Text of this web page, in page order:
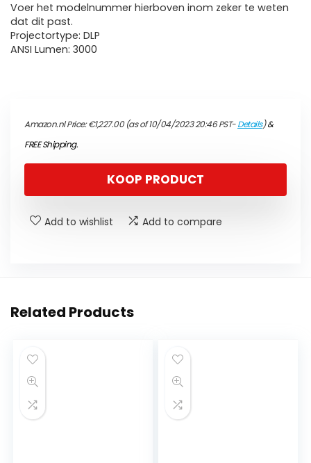
Voer het modelnummer hierboven inom zeker te weten
dat dit past.
Projectortype: DLP
ANSI Lumen: 3000
Amazon.nl Price:€1,227.00(as of 10/04/2023 20:46 PST-Details)&
FREE Shipping.
KOOP PRODUCT
Add to wishlist Add to compare
Related Products